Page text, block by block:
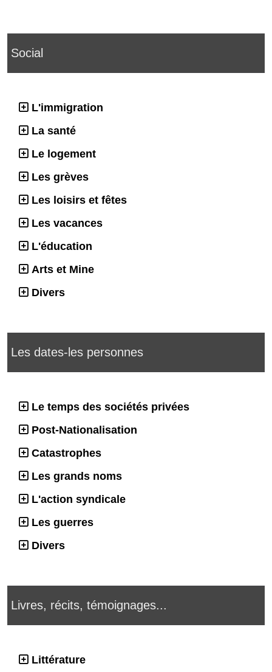
Social
L'immigration
La santé
Le logement
Les grèves
Les loisirs et fêtes
Les vacances
L'éducation
Arts et Mine
Divers
Les dates-les personnes
Le temps des sociétés privées
Post-Nationalisation
Catastrophes
Les grands noms
L'action syndicale
Les guerres
Divers
Livres, récits, témoignages...
Littérature